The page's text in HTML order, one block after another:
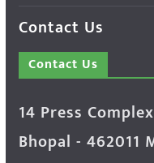
Contact Us
Contact Us
14 Press
Bhopal - 462011